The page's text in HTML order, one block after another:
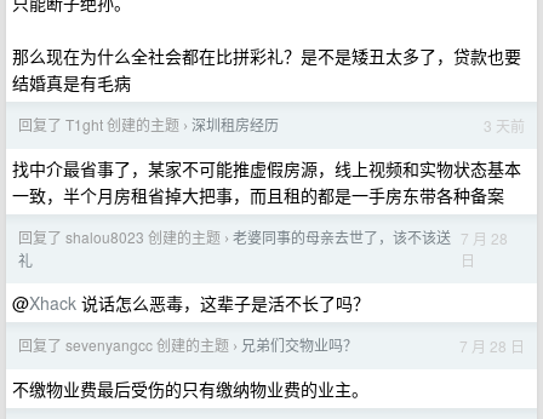
那么现在为什么全社会都在比拼彩礼？是不是矮丑太多了，贷款也要
结婚真是有毛病
回复了 T1ght 创建的主题 › 深圳租房经历 3 天前
找中介最省事了，某家不可能推虚假房源，线上视频和实物状态基本
一致，半个月房租省掉大把事，而且租的都是一手房东带各种备案
回复了 shalou8023 创建的主题 › 老婆同事的母亲去世了，该不该送
礼
7 月 28
日
@Xhack 说话怎么恶毒，这辈子是活不长了吗？
回复了 sevenyangcc 创建的主题 › 兄弟们交物业吗？ 7 月 28 日
不缴物业费最后受伤的只有缴纳物业费的业主。